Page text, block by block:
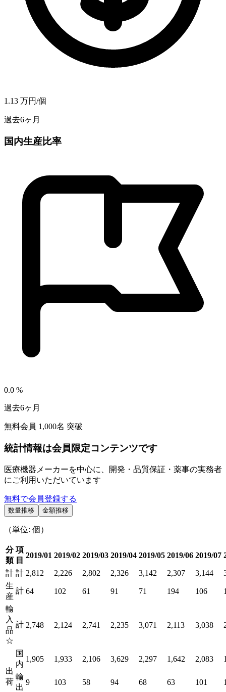
1.13 万円/個
過去6ヶ月
国内生産比率
0.0 %
過去6ヶ月
無料会員 1,000名 突破
統計情報は会員限定コンテンツです
医療機器メーカーを中心に、開発・品質保証・薬事の実務者
にご利用いただいています
無料で会員登録する
数量推移 金額推移
（単位: 個）
分
類
項
目
2019/01 2019/02 2019/03 2019/04 2019/05 2019/06 2019/07
計 計 2,812 2,226 2,802 2,326 3,142 2,307 3,144
生
産
計 64 102 61 91 71 194 106
輸
入
品
☆
計 2,748 2,124 2,741 2,235 3,071 2,113 3,038
出
荷
国
内
1,905 1,933 2,106 3,629 2,297 1,642 2,083
輸
出
9 103 58 94 68 63 101